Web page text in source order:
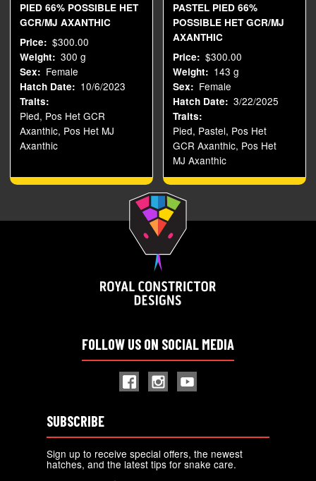
PIED 66% POSSIBLE HET
GCR/MJ AXANTHIC
Price
$300.00
Weight 300 g
Sex Female
Hatch Date 10/6/2023
Traits
Pied, Pos Het GCR
Axanthic, Pos Het MJ
Axanthic
PASTEL PIED 66%
POSSIBLE HET GCR/MJ
AXANTHIC
Price
$300.00
Weight 143 g
Sex Female
Hatch Date 3/22/2025
Traits
Pied, Pastel, Pos Het
GCR Axanthic, Pos Het
MJ Axanthic
FOLLOW US ON SOCIAL MEDIA
SUBSCRIBE
Sign up to receive special offers, the newest
hatches, and the latest tips for snake care.